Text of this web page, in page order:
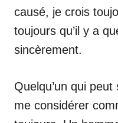
causé, je crois
toujours qu’il y a
sincèrement.
Quelqu’un qui
me considérer